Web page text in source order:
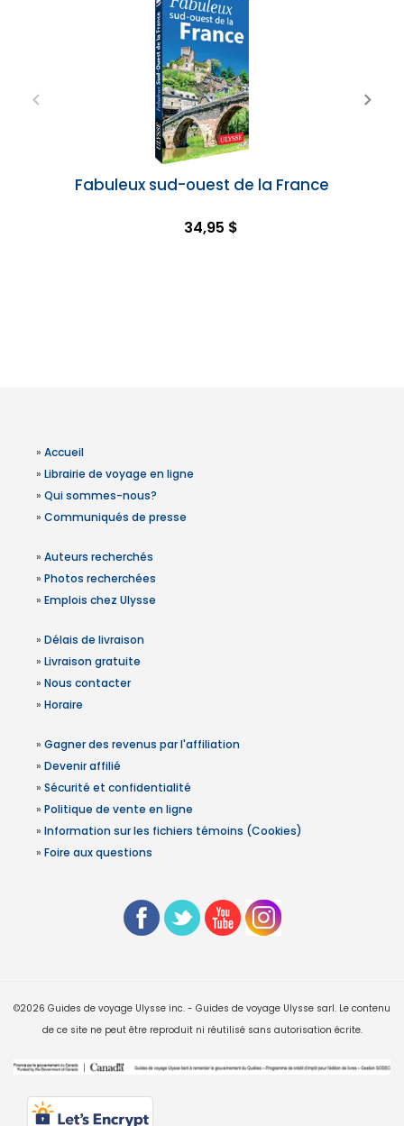
Fabuleux sud-ouest de la France
34,95 $
» Accueil
» Librairie de voyage en ligne
» Qui sommes-nous?
» Communiqués de presse
» Auteurs recherchés
» Photos recherchées
» Emplois chez Ulysse
» Délais de livraison
» Livraison gratuite
» Nous contacter
» Horaire
» Gagner des revenus par l'affiliation
» Devenir affilié
» Sécurité et confidentialité
» Politique de vente en ligne
» Information sur les fichiers témoins (Cookies)
» Foire aux questions
©2026 Guides de voyage Ulysse inc. - Guides de voyage Ulysse sarl. Le contenu
de ce site ne peut être reproduit ni réutilisé sans autorisation écrite.